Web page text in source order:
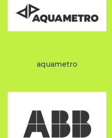
aquametro